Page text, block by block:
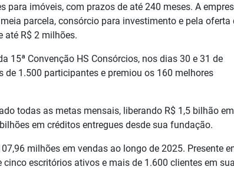
para imóveis, com prazos de até 240 meses. A
parcela, consórcio para investimento e pela oferta
até R$ 2 milhões.
15ª Convenção HS Consórcios, nos dias 30 e 31 de
de 1.500 participantes e premiou os 160 melhores
todas as metas mensais, liberando R$ 1,5 bilhão em
em créditos entregues desde sua fundação.
milhões em vendas ao longo de 2025. Presente
escritórios ativos e mais de 1.600 clientes em sua